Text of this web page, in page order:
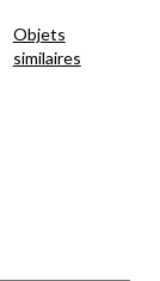
Objets
similaires